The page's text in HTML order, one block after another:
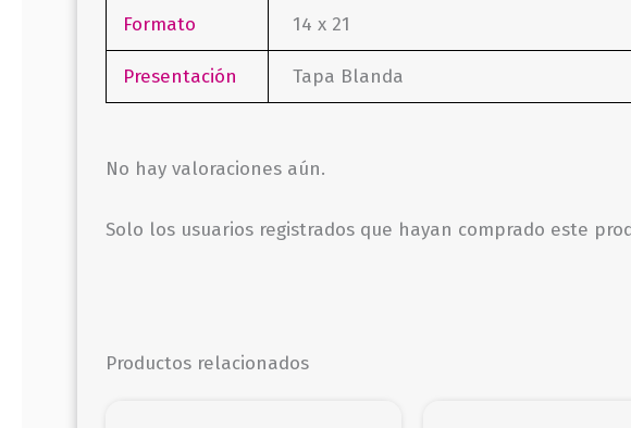
Formato 14 x 21
Presentación Tapa Blanda
No hay valoraciones aún.
Solo los usuarios registrados que hayan comprado este
Productos relacionados